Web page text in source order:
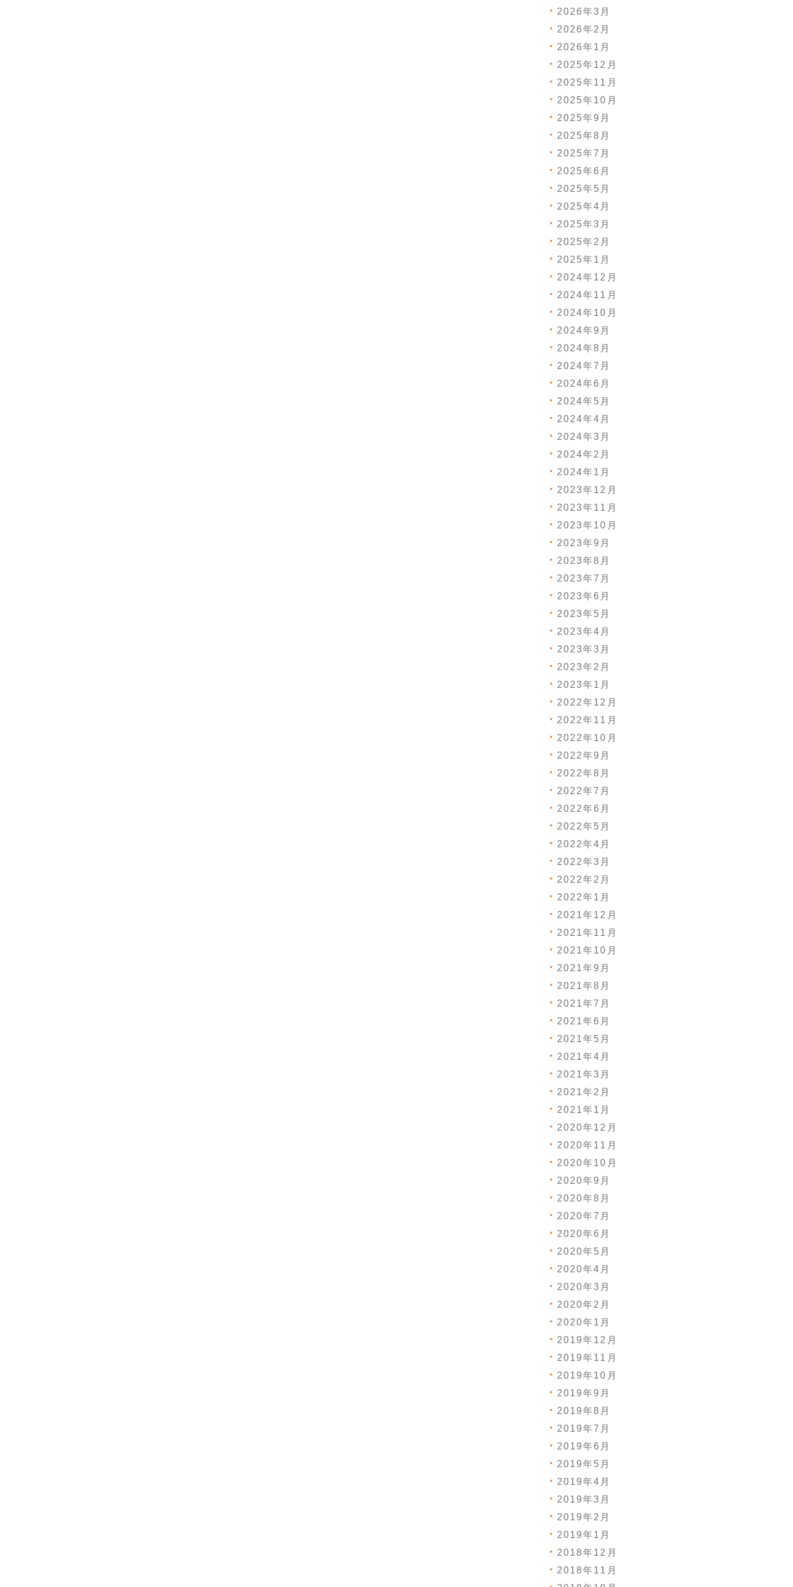
2026年3月
2026年2月
2026年1月
2025年12月
2025年11月
2025年10月
2025年9月
2025年8月
2025年7月
2025年6月
2025年5月
2025年4月
2025年3月
2025年2月
2025年1月
2024年12月
2024年11月
2024年10月
2024年9月
2024年8月
2024年7月
2024年6月
2024年5月
2024年4月
2024年3月
2024年2月
2024年1月
2023年12月
2023年11月
2023年10月
2023年9月
2023年8月
2023年7月
2023年6月
2023年5月
2023年4月
2023年3月
2023年2月
2023年1月
2022年12月
2022年11月
2022年10月
2022年9月
2022年8月
2022年7月
2022年6月
2022年5月
2022年4月
2022年3月
2022年2月
2022年1月
2021年12月
2021年11月
2021年10月
2021年9月
2021年8月
2021年7月
2021年6月
2021年5月
2021年4月
2021年3月
2021年2月
2021年1月
2020年12月
2020年11月
2020年10月
2020年9月
2020年8月
2020年7月
2020年6月
2020年5月
2020年4月
2020年3月
2020年2月
2020年1月
2019年12月
2019年11月
2019年10月
2019年9月
2019年8月
2019年7月
2019年6月
2019年5月
2019年4月
2019年3月
2019年2月
2019年1月
2018年12月
2018年11月